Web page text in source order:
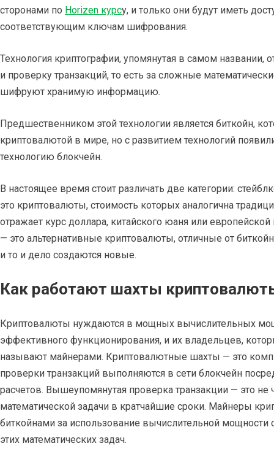
сторонами по Horizen курсу, и только они будут иметь
соответствующим ключам шифрования.
Технология криптографии, упомянутая в самом названии,
и проверку транзакций, то есть за сложные
шифруют хранимую информацию.
Предшественником этой технологии является биткойн,
криптовалютой в мире, но с развитием технологий
технологию блокчейн.
В настоящее время стоит различать две категории:
это криптовалюты, стоимость которых аналогична
отражает курс доллара, китайского юаня или
— это альтернативные криптовалюты, отличные от
и то и дело создаются новые.
Как работают шахты
Криптовалюты нуждаются в мощных вычислительных
эффективного функционирования, и их владельцев,
называют майнерами. Криптовалютные шахты — это
проверки транзакций выполняются в сети блокчейн
расчетов. Вышеупомянутая проверка транзакции — это
математической задачи в кратчайшие сроки. Майнеры
биткойнами за использование вычислительной
этих математических задач.